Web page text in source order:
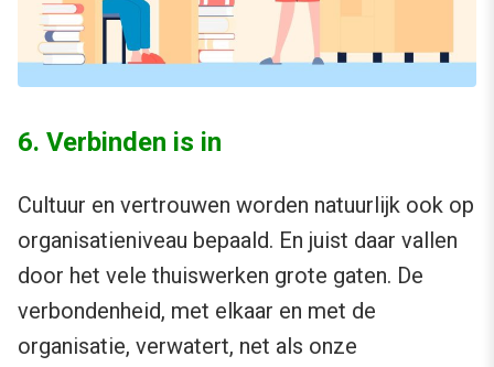
6. Verbinden is in
Cultuur en vertrouwen worden natuurlijk ook op
organisatieniveau bepaald. En juist daar vallen
door het vele thuiswerken grote gaten. De
verbondenheid, met elkaar en met de
organisatie, verwatert, net als onze